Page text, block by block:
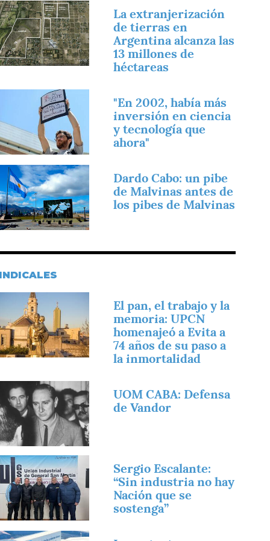
La extranjerización
de tierras en
Argentina alcanza las
13 millones de
héctareas
"En 2002, había más
inversión en ciencia
y tecnología que
ahora"
Dardo Cabo: un pibe
de Malvinas antes de
los pibes de Malvinas
El pan, el trabajo y la
memoria: UPCN
homenajeó a Evita a
74 años de su paso a
la inmortalidad
UOM CABA: Defensa
de Vandor
Sergio Escalante:
“Sin industria no hay
Nación que se
sostenga”